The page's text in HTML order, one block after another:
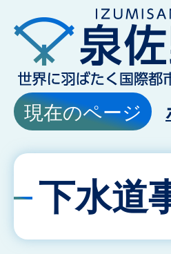
現在のページ
下水道